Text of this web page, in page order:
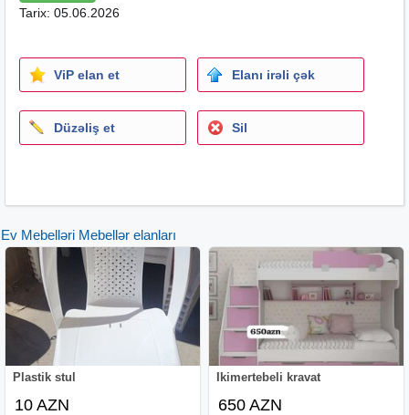
Tarix: 05.06.2026
ViP elan et Elanı irəli çək
Düzəliş et Sil
Ev Mebelləri Mebellər elanları
Plastik stul
10 AZN
Ikimertebeli kravat
650 AZN